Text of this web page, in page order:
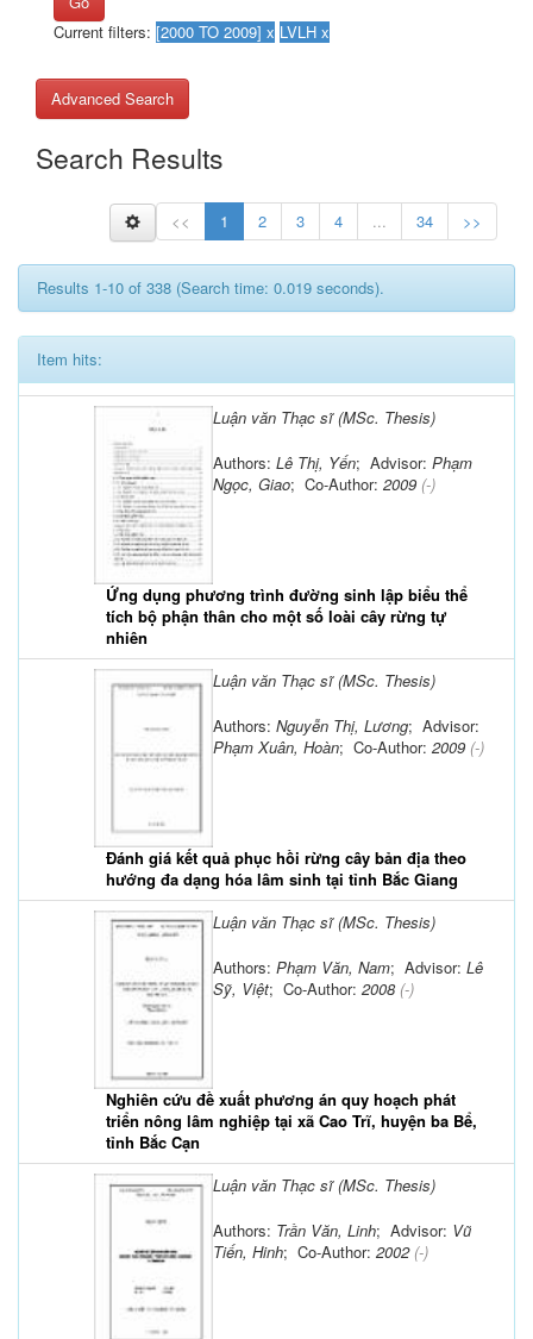
Current filters:
Advanced Search
Search Results
<< 1 2 3 4 ... 34 >>
Results 1-10 of 338 (Search time: 0.019 seconds).
Item hits:
Luận văn Thạc sĩ (MSc. Thesis)
Ứng dụng phương trình đường sinh lập biểu thể
tích bộ phận thân cho một số loài cây rừng tự
nhiên
Authors: Lê Thị, Yến; Advisor: Phạm
Ngọc, Giao; Co-Author: 2009 (-)
Luận văn Thạc sĩ (MSc. Thesis)
Đánh giá kết quả phục hồi rừng cây bản địa theo
hướng đa dạng hóa lâm sinh tại tỉnh Bắc Giang
Authors: Nguyễn Thị, Lương; Advisor:
Phạm Xuân, Hoàn; Co-Author: 2009 (-)
Luận văn Thạc sĩ (MSc. Thesis)
Nghiên cứu đề xuất phương án quy hoạch phát
triển nông lâm nghiệp tại xã Cao Trĩ, huyện ba Bể,
tỉnh Bắc Cạn
Authors: Phạm Văn, Nam; Advisor: Lê
Sỹ, Việt; Co-Author: 2008 (-)
Luận văn Thạc sĩ (MSc. Thesis)
Authors: Trần Văn, Linh; Advisor: Vũ
Tiến, Hinh; Co-Author: 2002(-)